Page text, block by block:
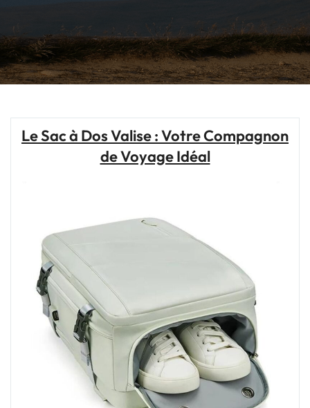
Le Sac à Dos Valise : Votre Compagnon
de Voyage Idéal